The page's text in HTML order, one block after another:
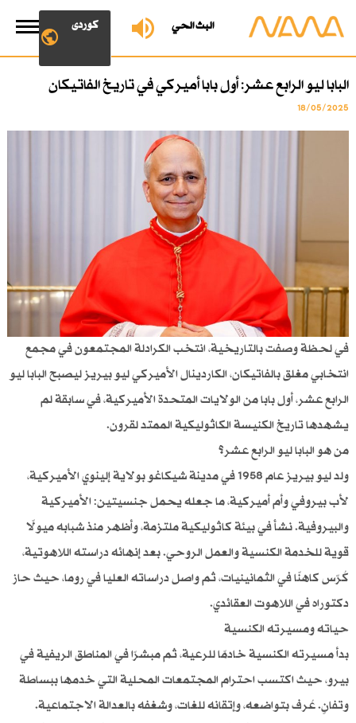
البث الحي کوردی
البابا ليو الرابع عشر: أول بابا أميركي في تاريخ الفاتيكان
18/05/2025
في لحظة وصفت بالتاريخية، انتخب الكرادلة المجتمعون في مجمع
انتخابي مغلق بالفاتيكان، الكاردينال الأميركي ليو بيريز ليصبح البابا ليو
الرابع عشر، أول بابا من الولايات المتحدة الأميركية، في سابقة لم
يشهدها تاريخ الكنيسة الكاثوليكية الممتد لقرون.
من هو البابا ليو الرابع عشر؟
ولد ليو بيريز عام 1958 في مدينة شيكاغو بولاية إلينوي الأميركية،
لأب بيروفي وأم أميركية، ما جعله يحمل جنسيتين: الأميركية
والبيروفية. نشأ في بيئة كاثوليكية ملتزمة، وأظهر منذ شبابه ميولًا
قوية للخدمة الكنسية والعمل الروحي. بعد إنهائه دراسته اللاهوتية،
كُرّس كاهنًا في الثمانينيات، ثم واصل دراساته العليا في روما، حيث حاز
دكتوراه في اللاهوت العقائدي.
حياته ومسيرته الكنسية
بدأ مسيرته الكنسية خادمًا للرعية، ثم مبشرًا في المناطق الريفية في
بيرو، حيث اكتسب احترام المجتمعات المحلية التي خدمها ببساطة
وتفانٍ. عُرف بتواضعه، وإتقانه للغات، وشغفه بالعدالة الاجتماعية.